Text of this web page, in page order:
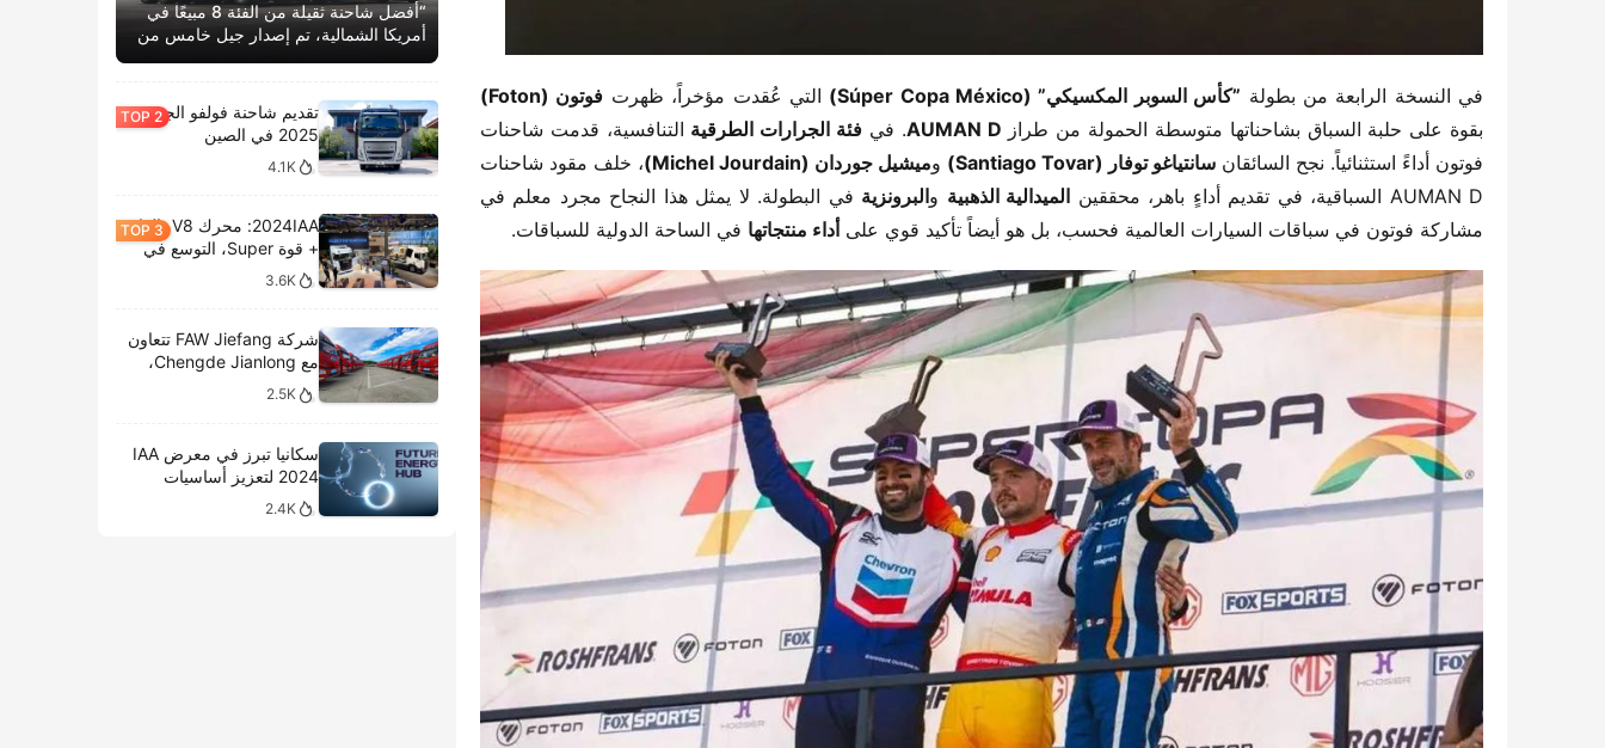
في النسخة الرابعة من بطولة ​ ​”كأس السوبر المكسيكي” (Súper Copa México)​ ​ التي عُقدت مؤخراً، ظهرت ​ ​فوتون (Foton)​
بقوة على حلبة السباق بشاحناتها متوسطة الحمولة من طراز ​ ​AUMAN D​​. في ​ ​فئة الجرارات الطرقية​
فوتون أداءً استثنائياً. نجح السائقان ​ ​سانتياغو توفار (Santiago Tovar)​ ​ و​​ميشيل جوردان (Michel Jourdain)​
AUMAN D السباقية، في تقديم أداءٍ باهر، محققين ​
​الميدالية الذهبية​ ​ و​​البرونزية​
مشاركة فوتون في سباقات السيارات العالمية فحسب، بل هو أيضاً تأكيد قوي على ​ ​أداء منتجاتها​ ​ في الساحة الدولية للسباقات.
“أفضل شاحنة ثقيلة من الفئة 8 مبيعًا في
أمريكا الشمالية، تم إصدار جيل خامس من
تقديم شاحنة فولفو الجديدة
2025 في الصين
4.1K
2024IAA: محرك V8، الغاز
+ قوة Super، التوسع في
الطرازات الكهربائية،
وتحليل المعروضات الداخلية
3.6K
شركة FAW Jiefang تتعاون
مع Chengde Jianlong،
وتكشف النقاب عن تسليم
2.5K
سكانيا تبرز في معرض IAA
2024 لتعزيز أساسيات
النقل المستدام
2.4K